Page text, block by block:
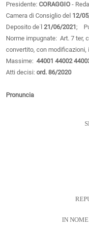
Presidente: CORAGGIO -
Camera di Consiglio del 12/
Deposito de˙l 21/06/2021;
Norme impugnate: Art. 7 ter,
convertito, con modificazioni,
Massime: 44001 44002
Atti decisi: ord. 86/2020
Pronuncia
IN